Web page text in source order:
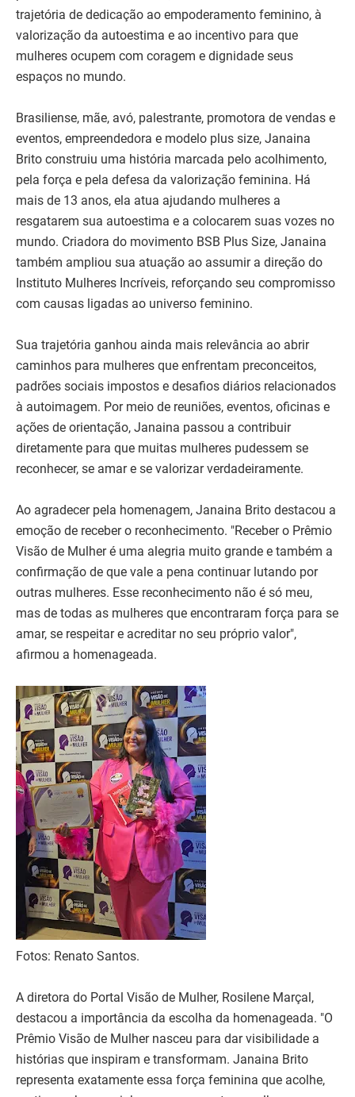
trajetória de dedicação ao empoderamento feminino, à
valorização da autoestima e ao incentivo para que
mulheres ocupem com coragem e dignidade seus
espaços no mundo.
Brasiliense, mãe, avó, palestrante, promotora de vendas e
eventos, empreendedora e modelo plus size, Janaina
Brito construiu uma história marcada pelo acolhimento,
pela força e pela defesa da valorização feminina. Há
mais de 13 anos, ela atua ajudando mulheres a
resgatarem sua autoestima e a colocarem suas vozes no
mundo. Criadora do movimento BSB Plus Size, Janaina
também ampliou sua atuação ao assumir a direção do
Instituto Mulheres Incríveis, reforçando seu compromisso
com causas ligadas ao universo feminino.
Sua trajetória ganhou ainda mais relevância ao abrir
caminhos para mulheres que enfrentam preconceitos,
padrões sociais impostos e desafios diários relacionados
à autoimagem. Por meio de reuniões, eventos, oficinas e
ações de orientação, Janaina passou a contribuir
diretamente para que muitas mulheres pudessem se
reconhecer, se amar e se valorizar verdadeiramente.
Ao agradecer pela homenagem, Janaina Brito destacou a
emoção de receber o reconhecimento. "Receber o Prêmio
Visão de Mulher é uma alegria muito grande e também a
confirmação de que vale a pena continuar lutando por
outras mulheres. Esse reconhecimento não é só meu,
mas de todas as mulheres que encontraram força para se
amar, se respeitar e acreditar no seu próprio valor",
afirmou a homenageada.
Fotos: Renato Santos.
A diretora do Portal Visão de Mulher, Rosilene Marçal,
destacou a importância da escolha da homenageada. "O
Prêmio Visão de Mulher nasceu para dar visibilidade a
histórias que inspiram e transformam. Janaina Brito
representa exatamente essa força feminina que acolhe,